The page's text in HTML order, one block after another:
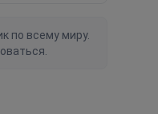
по всему миру.